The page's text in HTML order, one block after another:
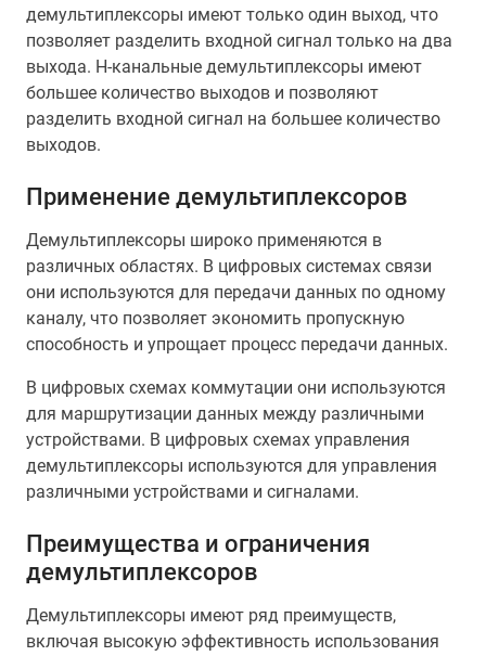
демультиплексоры имеют только один выход, что
позволяет разделить входной сигнал только на два
выхода. Н-канальные демультиплексоры имеют
большее количество выходов и позволяют
разделить входной сигнал на большее количество
выходов.
Применение демультиплексоров
Демультиплексоры широко применяются в
различных областях. В цифровых системах связи
они используются для передачи данных по одному
каналу, что позволяет экономить пропускную
способность и упрощает процесс передачи данных.
В цифровых схемах коммутации они используются
для маршрутизации данных между различными
устройствами. В цифровых схемах управления
демультиплексоры используются для управления
различными устройствами и сигналами.
Преимущества и ограничения
демультиплексоров
Демультиплексоры имеют ряд преимуществ,
включая высокую эффективность использования